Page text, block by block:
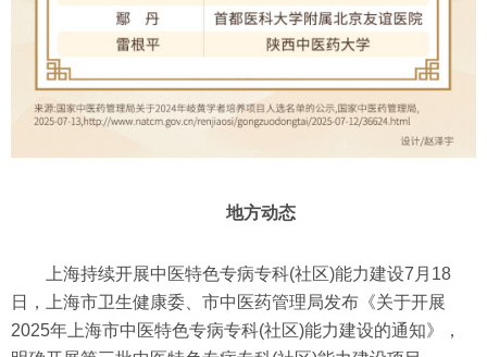
地方动态
上海持续开展中医特色专病专科(社区)能力建设7月18
日，上海市卫生健康委、市中医药管理局发布《关于开展
2025年上海市中医特色专病专科(社区)能力建设的通知》，